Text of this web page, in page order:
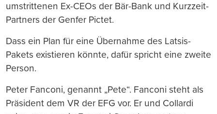
umstrittenen Ex-CEOs der Bär-Bank und Kurzzeit-
Partners der Genfer Pictet.
Dass ein Plan für eine Übernahme des Latsis-
Pakets existieren könnte, dafür spricht eine zweite
Person.
Peter Fanconi, genannt „Pete“. Fanconi steht als
Präsident dem VR der EFG vor. Er und Collardi